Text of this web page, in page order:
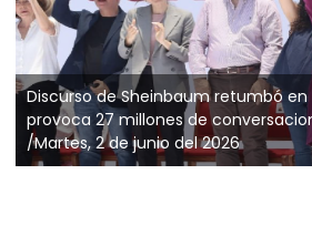
Discurso de Sheinbaum retumbó en
provoca 27 millones de
/Martes, 2 de junio del 2026